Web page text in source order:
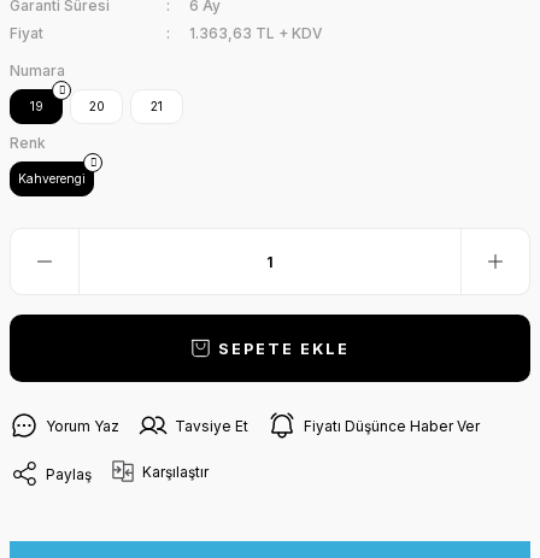
Garanti Süresi
6 Ay
Fiyat
1.363,63 TL + KDV
Numara
19 20 21
Renk
Kahverengi
SEPETE EKLE
Yorum Yaz Tavsiye Et Fiyatı Düşünce Haber Ver
Paylaş Karşılaştır